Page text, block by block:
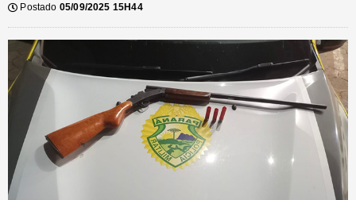
Postado 05/09/2025 15H44